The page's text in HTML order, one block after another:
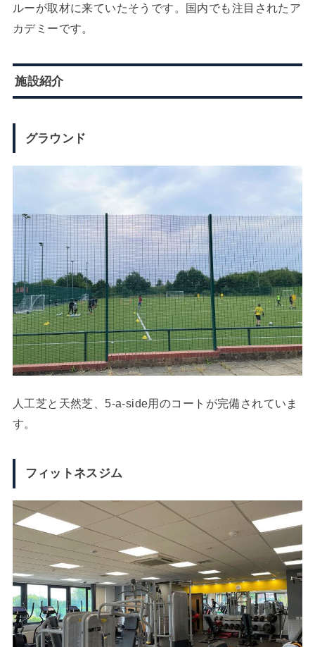
ルーが取材に来ていたそうです。国内でも注目されたア
カデミーです。
施設紹介
グラウンド
人工芝と天然芝、5-a-side用のコートが完備されていま
す。
フィットネスジム